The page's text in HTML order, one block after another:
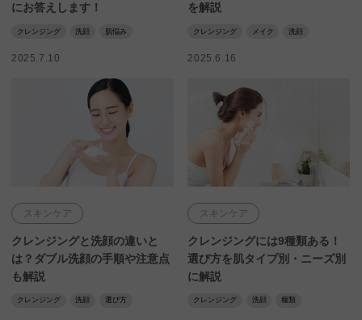
にお答えします！
クレンジング 洗顔 肌悩み
2025.7.10
を解説
クレンジング メイク 洗顔
2025.6.16
スキンケア
クレンジングと洗顔の違いと
は？ダブル洗顔の手順や注意点
も解説
クレンジング 洗顔 選び方
スキンケア
クレンジングには9種類ある！
選び方を肌タイプ別・ニーズ別
に解説
クレンジング 洗顔 種類